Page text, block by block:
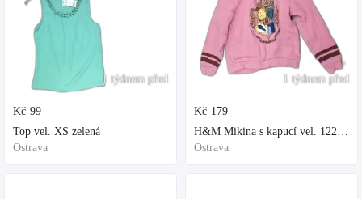
1 týdnem před
Kč 99
Top vel. XS zelená
Ostrava
1 týdnem před
Kč 179
H&M Mikina s kapucí vel. 122 fialová
Ostrava